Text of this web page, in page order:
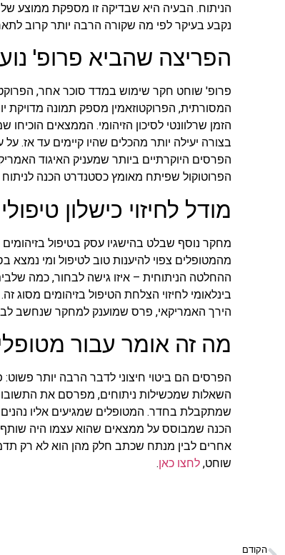
הניתוח. הבעיה היא שבדיקה זו מספקת ממוצע
נקבע בעיקר לפי מה שקורה הרבה יותר קרוב
הפריצה שהביא פרופ'
פרופ' שוחט חקר שימוש במדד סוכר אחר,
המסורתית, הפרוקטוזאמין מספק תמונה מדויקת
הזמן שרלוונטי לסיכון הזיהומי. הממצאים
בצורה יעילה יותר מהכלים שהיו קיימים עד אז.
הפרסים היוקרתיים ביותר שמעניק האיגוד
הפרוטוקול שפיתח מאומץ כסטנדרט הכנה לניתוח
מודל לחיזוי כישלון
מחקר נוסף שבלט בהישגיו עסק בטיפול
מהמטופלים צפוי להיענות טוב לטיפול ומי נמצא
ההחלטה הניתוחית – איזו גישה לבחור, כמה
בינלאומי לחיזוי הצלחת הטיפול בזיהומים מסוג
הירך האמריקאי, פרס שמוענק למחקר שנחשב
מה זה אומר עבור
הפרסים הם ביטוי חיצוני לדבר הרבה יותר
השאלות שמכשילות ניתוחים, מפרסם את
שמתקבלת בחדר. המטופלים שמגיעים אליו נהנים
הכנה שמבוסס על ממצאים שהוא עצמו היה
אחרים לבין מנתח שכתב חלק מהן הוא לא רק
שוחט, לחצו כאן.
הקודם